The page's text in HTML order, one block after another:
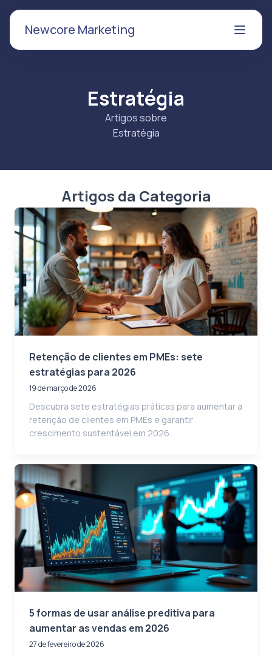
Newcore Marketing
Estratégia
Artigos sobre
Estratégia
Artigos da Categoria
Retenção de clientes em PMEs: sete
estratégias para 2026
19 de março de 2026
Descubra sete estratégias práticas para aumentar a
retenção de clientes em PMEs e garantir
crescimento sustentável em 2026.
5 formas de usar análise preditiva para
aumentar as vendas em 2026
27 de fevereiro de 2026